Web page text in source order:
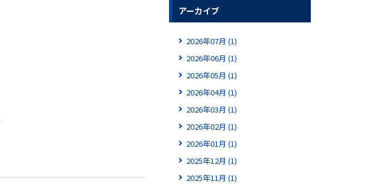
アーカイブ
2026年07月 (1)
2026年06月 (1)
2026年05月 (1)
2026年04月 (1)
2026年03月 (1)
2026年02月 (1)
2026年01月 (1)
2025年12月 (1)
2025年11月 (1)